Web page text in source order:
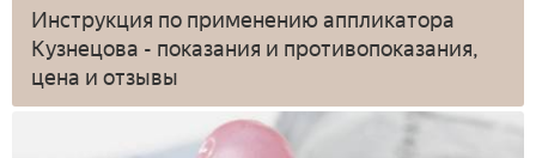
Инструкция по применению аппликатора
Кузнецова - показания и противопоказания,
цена и отзывы